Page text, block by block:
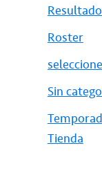
Roster
Sin
Tienda